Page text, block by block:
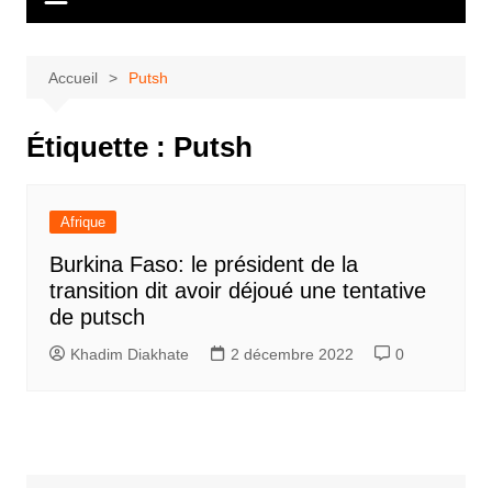
Accueil Putsh
Étiquette : Putsh
Afrique
Burkina Faso: le président de la
transition dit avoir déjoué une tentative
de putsch
Khadim Diakhate 2 décembre 2022 0